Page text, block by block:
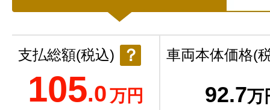
支払総額(税込)
105.0万円
？ 車両本体価格(
92.7万